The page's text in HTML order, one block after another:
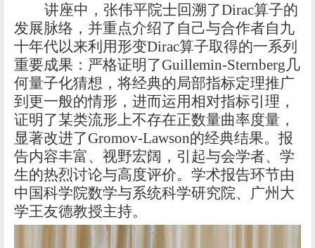
讲座中，张伟平院士回溯了Dirac算子的
发展脉络，并重点介绍了自己与合作者自九
十年代以来利用形变Dirac算子取得的一系列
重要成果：严格证明了Guillemin-Sternberg 几
何量子化猜想，将经典的局部指标定理推广
到更一般的情形，进而运用相对指标引理，
证明了某类流形上不存在正数量曲率度量，
显著改进了Gromov-Lawson的经典结果。报
告内容丰富、视野宏阔，引起与会学者、学
生的热烈讨论与高度评价。学术报告环节由
中国科学院数学与系统科学研究院、广州大
学王友德教授主持。